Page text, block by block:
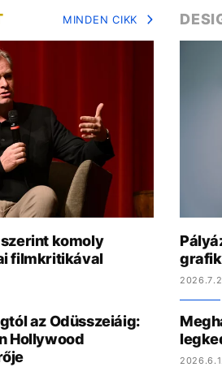
MINDEN CIKK
komoly
filmkritikával
az Odüsszeiáig:
Hollywood